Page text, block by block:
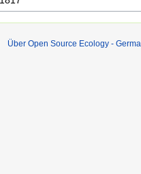
Über Open Source Ecology -